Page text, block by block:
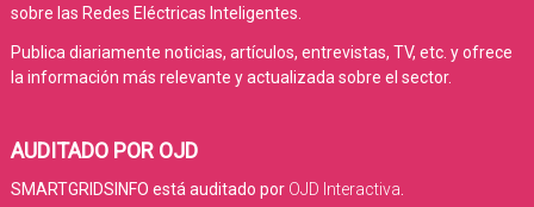
sobre las Redes Eléctricas Inteligentes.
Publica diariamente noticias, artículos, entrevistas, TV, etc. y ofrece
la información más relevante y actualizada sobre el sector.
AUDITADO POR OJD
SMARTGRIDSINFO está auditado por OJD Interactiva